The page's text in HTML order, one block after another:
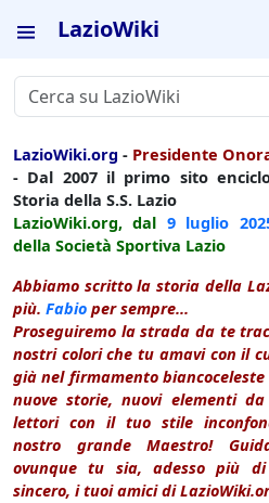
LazioWiki
LazioWiki.org - Presidente
- Dal 2007 il primo sito
Storia della S.S. Lazio
LazioWiki.org, dal 9 luglio
della Società Sportiva Lazio
Abbiamo scritto la storia della
più. Fabio per sempre...
Proseguiremo la strada da te
nostri colori che tu amavi con il
già nel firmamento
nuove storie, nuovi elementi
lettori con il tuo stile
nostro grande Maestro!
ovunque tu sia, adesso più
sincero, i tuoi amici di